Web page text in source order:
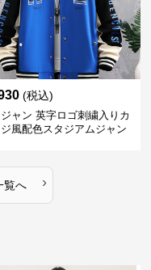
(税込)
ャン 英字ロゴ刺繍入りカ
風配色スタジアムジャン
覧へ ›